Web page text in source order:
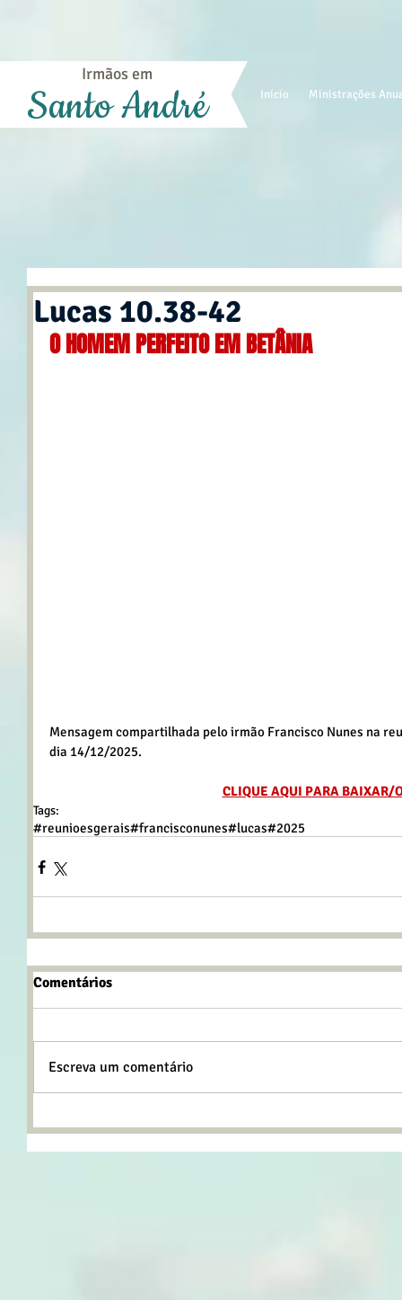
Início Ministrações
Irmãos em
Santo André
Lucas 10.38-42
O HOMEM PERFEITO EM BETÂNIA
Mensagem compartilhada pelo irmão Francisco Nunes na
dia 14/12/2025.
CLIQUE AQUI PARA BAIXAR/
Tags:
#reunioesgerais#francisconunes#lucas#2025
Comentários
Escreva um comentário